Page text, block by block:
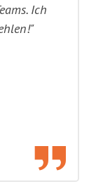
Ich